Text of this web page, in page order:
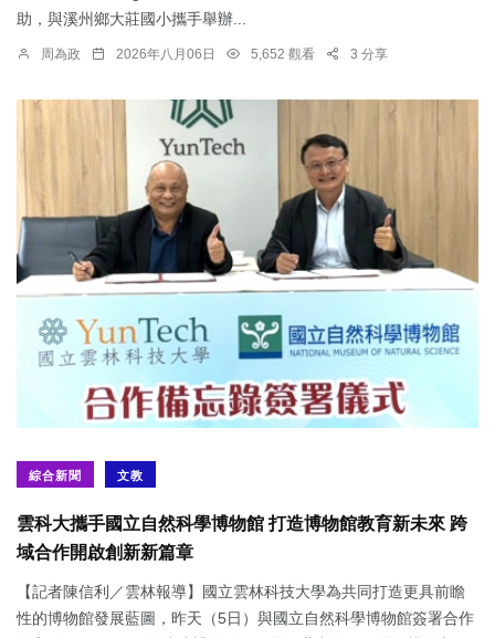
助，與溪州鄉大莊國小攜手舉辦...
周為政 2026年八月06日 5,652 觀看 3 分享
綜合新聞 文教
雲科大攜手國立自然科學博物館 打造博物館教育新未來 跨
域合作開啟創新新篇章
【記者陳信利／雲林報導】國立雲林科技大學為共同打造更具前瞻
性的博物館發展藍圖，昨天（5日）與國立自然科學博物館簽署合作